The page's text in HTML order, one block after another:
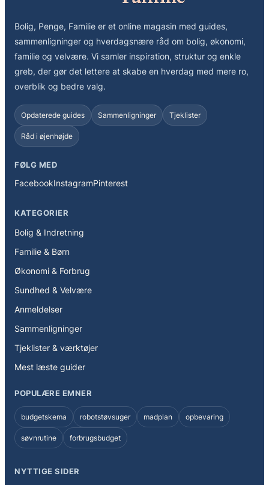
Bolig, Penge, Familie er et online magasin med guides,
sammenligninger og hverdagsnære råd om bolig, økonomi,
familie og velvære. Vi samler inspiration, struktur og enkle
greb, der gør det lettere at skabe en hverdag med mere ro,
overblik og bedre valg.
Opdaterede guides Sammenligninger Tjeklister
Råd i øjenhøjde
FØLG MED
FacebookInstagramPinterest
KATEGORIER
Bolig & Indretning
Familie & Børn
Økonomi & Forbrug
Sundhed & Velvære
Anmeldelser
Sammenligninger
Tjeklister & værktøjer
Mest læste guider
POPULÆRE EMNER
budgetskema robotstøvsuger madplan opbevaring
søvnrutine forbrugsbudget
NYTTIGE SIDER